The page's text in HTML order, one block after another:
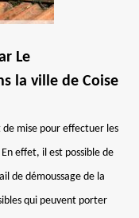
Le
la ville de Coise
mise pour effectuer les
effet, il est possible de
de démoussage de la
qui peuvent porter